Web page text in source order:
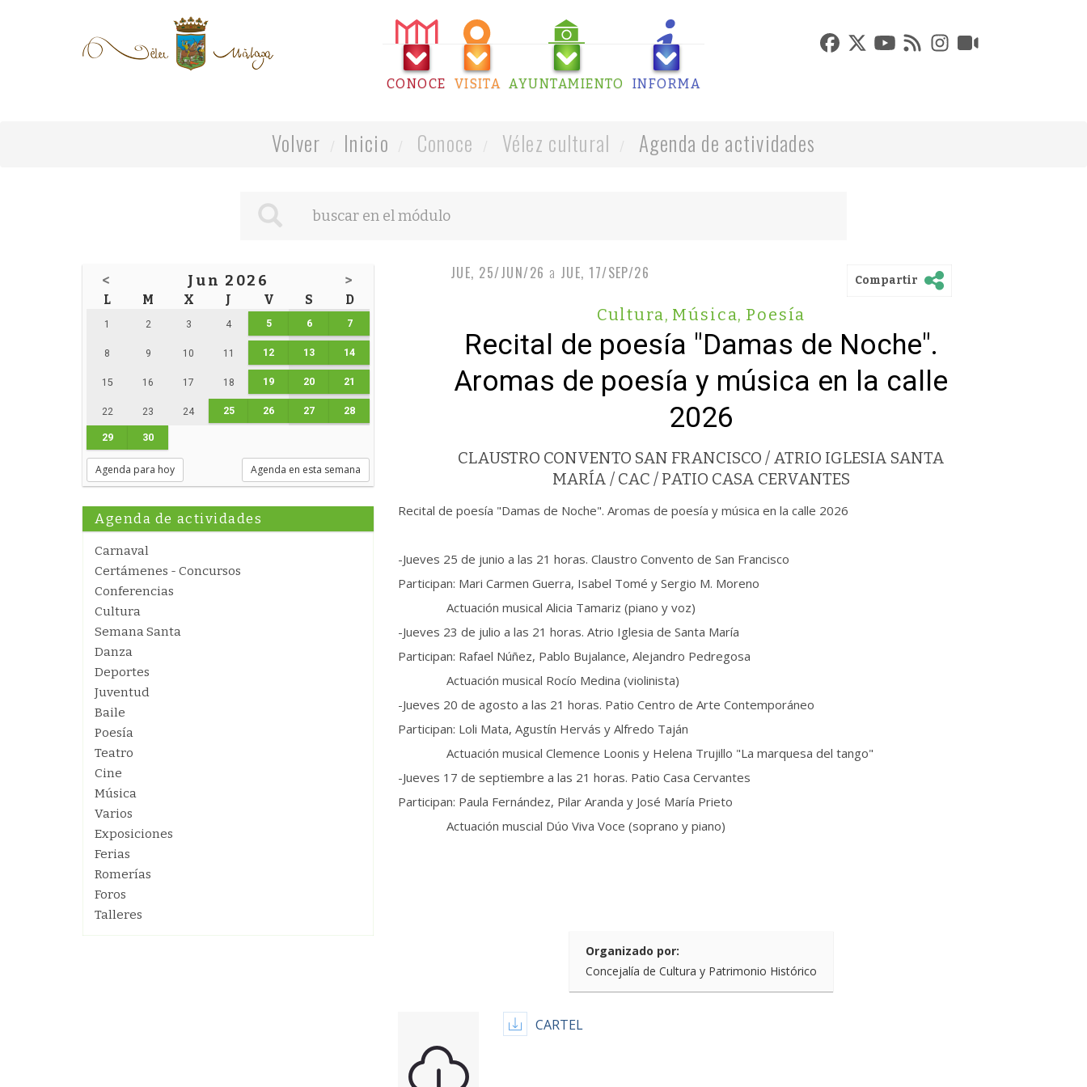
CONOCE VISITA AYUNTAMIENTO INFORMA
Volver Inicio Conoce Vélez cultural Agenda de actividades
< Jun 2026 >
L M X J V S D
1 2 3 4 5 6 7
8 9 10 11 12 13 14
15 16 17 18 19 20 21
22 23 24 25 26 27 28
29 30
Agenda para hoy Agenda en esta semana
Agenda de actividades
Carnaval
Certámenes - Concursos
Conferencias
Cultura
Semana Santa
Danza
Deportes
Juventud
Baile
Poesía
Teatro
Cine
Música
Varios
Exposiciones
Ferias
Romerías
Foros
Talleres
JUE, 25/JUN/26 a JUE, 17/SEP/26 Compartir
Cultura, Música, Poesía
Recital de poesía "Damas de Noche".
Aromas de poesía y música en la calle
2026
CLAUSTRO CONVENTO SAN FRANCISCO / ATRIO IGLESIA SANTA
MARÍA / CAC / PATIO CASA CERVANTES
Recital de poesía "Damas de Noche". Aromas de poesía y música en la calle 2026
-Jueves 25 de junio a las 21 horas. Claustro Convento de San Francisco
Participan: Mari Carmen Guerra, Isabel Tomé y Sergio M. Moreno
Actuación musical Alicia Tamariz (piano y voz)
-Jueves 23 de julio a las 21 horas. Atrio Iglesia de Santa María
Participan: Rafael Núñez, Pablo Bujalance, Alejandro Pedregosa
Actuación musical Rocío Medina (violinista)
-Jueves 20 de agosto a las 21 horas. Patio Centro de Arte Contemporáneo
Participan: Loli Mata, Agustín Hervás y Alfredo Taján
Actuación musical Clemence Loonis y Helena Trujillo "La marquesa del tango"
-Jueves 17 de septiembre a las 21 horas. Patio Casa Cervantes
Participan: Paula Fernández, Pilar Aranda y José María Prieto
Actuación muscial Dúo Viva Voce (soprano y piano)
Organizado por:
Concejalía de Cultura y Patrimonio Histórico
CARTEL